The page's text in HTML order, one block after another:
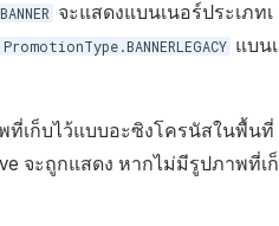
จะแสดงแบนเนอร์ประเภทเ
PromotionType.BANNERLEGACY แบนเ
ที่เก็บไว้แบบอะซิงโครนัสในพื้นที่
จะถูกแสดง หากไม่มีรูปภาพที่เก็